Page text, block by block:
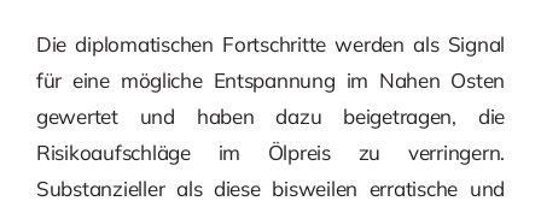
Die diplomatischen Fortschritte werden als Signal
für eine mögliche Entspannung im Nahen Osten
gewertet und haben dazu beigetragen, die
Risikoaufschläge im Ölpreis zu verringern.
Substanzieller als diese bisweilen erratische und